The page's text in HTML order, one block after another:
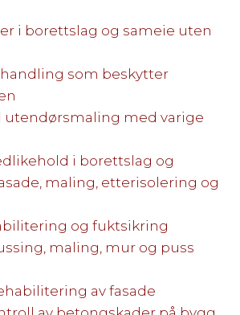
i borettslag og sameie uten
som beskytter
utendørsmaling med varige
i borettslag og
maling, etterisolering og
og fuktsikring
maling, mur og puss
av fasade